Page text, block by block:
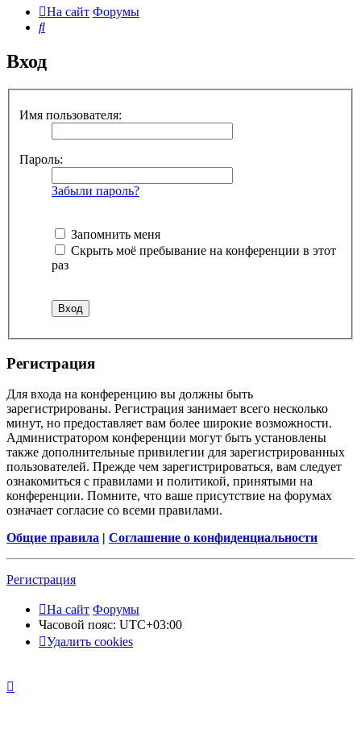
На сайт Форумы
Поиск
Вход
Имя пользователя:
Пароль:
Забыли пароль?
Запомнить меня
Скрыть моё пребывание на конференции в этот
раз
Регистрация
Для входа на конференцию вы должны быть
зарегистрированы. Регистрация занимает всего несколько
минут, но предоставляет вам более широкие возможности.
Администратором конференции могут быть установлены
также дополнительные привилегии для зарегистрированных
пользователей. Прежде чем зарегистрироваться, вам следует
ознакомиться с правилами и политикой, принятыми на
конференции. Помните, что ваше присутствие на форумах
означает согласие со всеми правилами.
Общие правила | Соглашение о конфиденциальности
Регистрация
На сайт Форумы
Часовой пояс: UTC+03:00
Удалить cookies